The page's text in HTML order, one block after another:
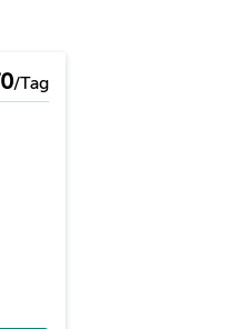
/Tag